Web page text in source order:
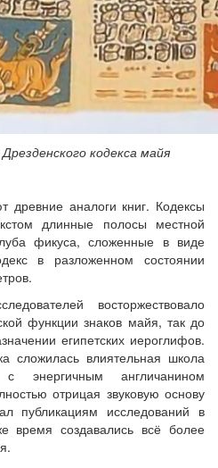
кодекса майя
древние аналоги книг. Кодексы
длинные полосы местной
фикуса, сложенные в виде
в разложенном состоянии
восторжествовало
функции знаков майя, так до
египетских иероглифов.
сложилась влиятельная школа
энергичным англичанином
отрицая звуковую основу
публикациям исследований в
время создавались всё более